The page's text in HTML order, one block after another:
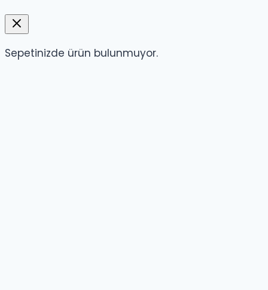
Sepetinizde ürün bulunmuyor.